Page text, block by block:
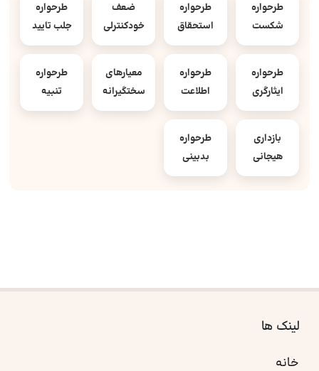
طرحواره
شکست
طرحواره
استحقاق
ضعف
خودکنترلی
طرحواره
جلب تایید
طرحواره
ایثارگری
طرحواره
اطلاعت
معیارهای
سختگیرانه
طرحواره
تنبیه
بازداری
هیجانی
طرحواره
بدبینی
لینک ها
خانه